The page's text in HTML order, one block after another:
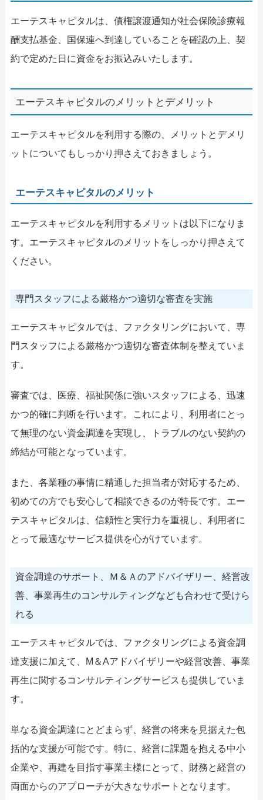
エーテスキャピタルは、債権譲渡通知が社会保険診療報
酬支払基金、国保連へ到達していることを確認の上、契
約で定めた日に資金をお振込みいたします。
エーテスキャピタルのメリットとデメリット
エーテスキャピタルを利用する際の、メリットとデメリ
ットについてもしっかり押さえておきましょう。
エーテスキャピタルのメリット
エーテスキャピタルを利用するメリットは以下になりま
す。エーテスキャピタルのメリットをしっかり押さえて
ください。
専門スタッフによる厳格かつ適切な審査を実施
エーテスキャピタルでは、ファクタリングにおいて、専
門スタッフによる厳格かつ適切な審査体制を整えていま
す。
審査では、医療、福祉関係に強いスタッフによる、迅速
かつ的確に判断を行います。これにより、利用者にとっ
て無理のない資金調達を実現し、トラブルのない契約の
締結が可能となっています。
また、各業種の事情に精通した担当者が対応するため、
初めての方でも安心して相談できるのが特長です。エー
テスキャピタルは、信頼性と実行力を重視し、利用者に
とって最適なサービス提供を心がけています。
資金調達のサポート、Ｍ＆Ａのアドバイザリー、経営改
善、事業再生のコンサルティングなども合わせて受けら
れる
エーテスキャピタルでは、ファクタリングによる資金調
達支援に加えて、M＆Aアドバイザリーや経営改善、事業
再生に関するコンサルティングサービスも提供していま
す。
単なる資金調達にとどまらず、経営の将来を見据えた包
括的な支援が可能です。特に、経営に課題を抱える中小
企業や、再建を目指す事業主様にとって、財務と経営の
両面からのアプローチが大きなサポートとなります。